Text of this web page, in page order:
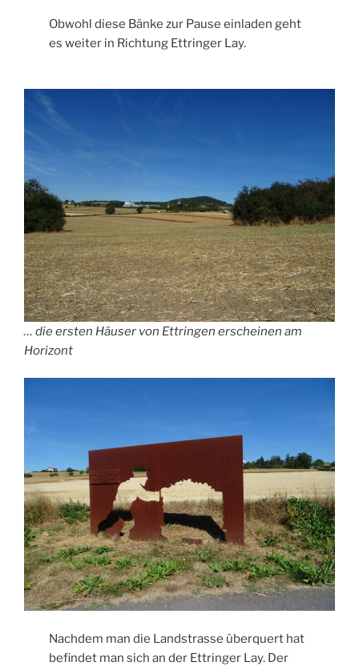
Obwohl diese Bänke zur Pause einladen geht
es weiter in Richtung Ettringer Lay.
… die ersten Häuser von Ettringen erscheinen am
Horizont
Nachdem man die Landstrasse überquert hat
befindet man sich an der Ettringer Lay. Der